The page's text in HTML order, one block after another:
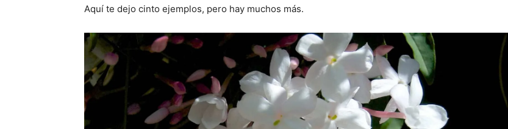
Aquí te dejo cinto ejemplos, pero hay muchos más.